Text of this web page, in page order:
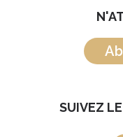
SUIVEZ LE